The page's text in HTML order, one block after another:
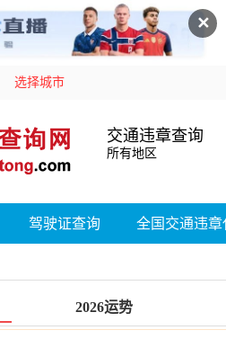
✕
选择城市
交通违章查询
所有地区
驾驶证查询 全国交通违
2026运势